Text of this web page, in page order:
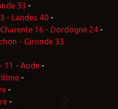
33 -
- Landes 40 -
16 - Dordogne 24 -
- Gironde 33
11 - Aude -
-
-
-